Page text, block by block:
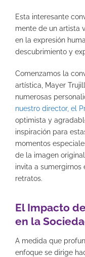
Esta interesante
mente de un artista
en la expresión
descubrimiento y
Comenzamos la
artística, Mayer
numerosas
nuestro director, el
optimista y
inspiración para
momentos
de la imagen
invita a
retratos.
El Impacto
en la
A medida que
enfoque se dirige